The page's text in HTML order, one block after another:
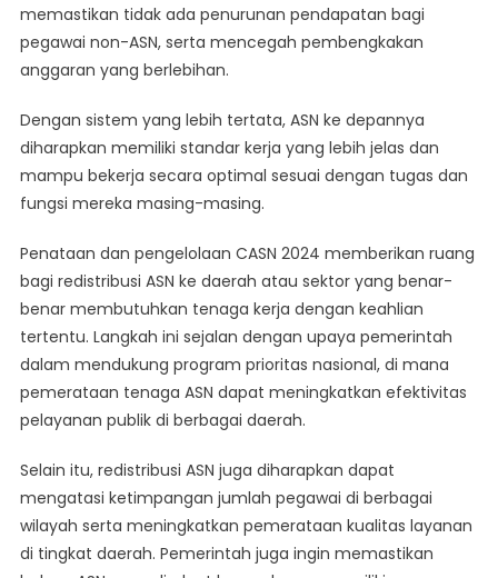
memastikan tidak ada penurunan pendapatan bagi
pegawai non-ASN, serta mencegah pembengkakan
anggaran yang berlebihan.
Dengan sistem yang lebih tertata, ASN ke depannya
diharapkan memiliki standar kerja yang lebih jelas dan
mampu bekerja secara optimal sesuai dengan tugas dan
fungsi mereka masing-masing.
Penataan dan pengelolaan CASN 2024 memberikan ruang
bagi redistribusi ASN ke daerah atau sektor yang benar-
benar membutuhkan tenaga kerja dengan keahlian
tertentu. Langkah ini sejalan dengan upaya pemerintah
dalam mendukung program prioritas nasional, di mana
pemerataan tenaga ASN dapat meningkatkan efektivitas
pelayanan publik di berbagai daerah.
Selain itu, redistribusi ASN juga diharapkan dapat
mengatasi ketimpangan jumlah pegawai di berbagai
wilayah serta meningkatkan pemerataan kualitas layanan
di tingkat daerah. Pemerintah juga ingin memastikan